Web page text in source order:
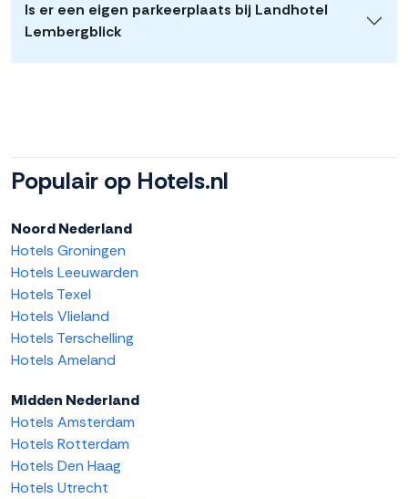
Is er een eigen parkeerplaats bij Landhotel
Lembergblick
Populair op Hotels.nl
Noord Nederland
Hotels Groningen
Hotels Leeuwarden
Hotels Texel
Hotels Vlieland
Hotels Terschelling
Hotels Ameland
Midden Nederland
Hotels Amsterdam
Hotels Rotterdam
Hotels Den Haag
Hotels Utrecht